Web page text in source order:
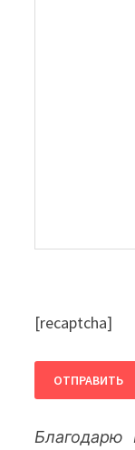
[recaptcha]
Благодарю